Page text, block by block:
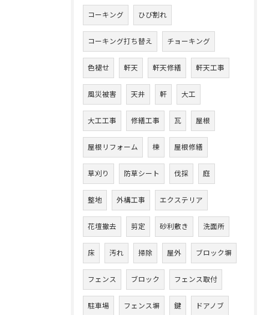
コーキング ひび割れ
コーキング打ち替え チョーキング
色褪せ 軒天 軒天修繕 軒天工事
風災被害 天井 軒 大工
大工工事 修繕工事 瓦 屋根
屋根リフォーム 棟 屋根修繕
草刈り 防草シート 伐採 庭
整地 外構工事 エクステリア
花壇撤去 剪定 砂利敷き 洗面所
床 汚れ 掃除 屋外 ブロック塀
フェンス ブロック フェンス取付
駐車場 フェンス塀 鍵 ドアノブ